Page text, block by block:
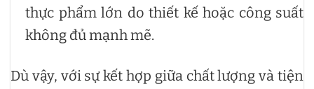
thực phẩm lớn do thiết kế hoặc công suất
không đủ mạnh mẽ.
Dù vậy, với sự kết hợp giữa chất lượng và tiện